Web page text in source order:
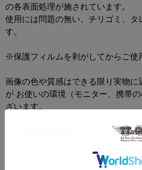
の各表面処理が施されています。
使用には問題の無い、チリゴミ、タ
す。
※保護フィルムを剥がしてからご使
画像の色や質感はできる限り実物
が お使いの環境（モニター、携帯
ざいます。